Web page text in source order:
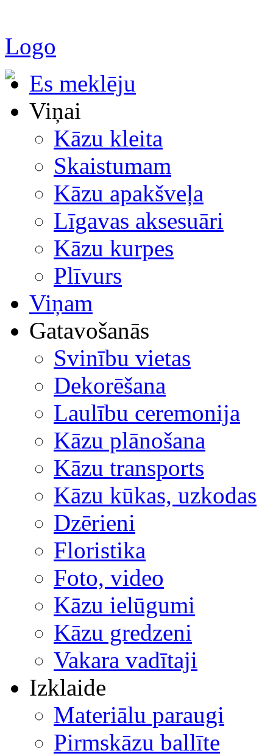
Logo
Es meklēju
Viņai
Kāzu kleita
Skaistumam
Kāzu apakšveļa
Līgavas aksesuāri
Kāzu kurpes
Plīvurs
Viņam
Gatavošanās
Svinību vietas
Dekorēšana
Laulību ceremonija
Kāzu plānošana
Kāzu transports
Kāzu kūkas, uzkodas
Dzērieni
Floristika
Foto, video
Kāzu ielūgumi
Kāzu gredzeni
Vakara vadītaji
Izklaide
Materiālu paraugi
Pirmskāzu ballīte